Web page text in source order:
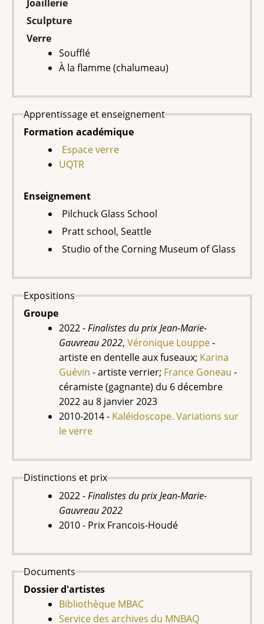
Joaillerie
Sculpture
Verre
Soufflé
À la flamme (chalumeau)
Apprentissage et enseignement
Formation académique
Espace verre
UQTR
Enseignement
Pilchuck Glass School
Pratt school, Seattle
Studio of the Corning Museum of Glass
Expositions
Groupe
2022 -Finalistes du prix Jean-Marie-
Gauvreau 2022, Véronique Louppe-
artiste en dentelle aux fuseaux; Karina
Guévin - artiste verrier; France Goneau -
céramiste (gagnante) du 6 décembre
2022 au 8 janvier 2023
2010-2014 - Kaléidoscope. Variations sur
le verre
Distinctions et prix
2022 -Finalistes du prix Jean-Marie-
Gauvreau 2022
2010 - Prix Francois-Houdé
Documents
Dossier d'artistes
Bibliothèque MBAC
Service des archives du MNBAQ